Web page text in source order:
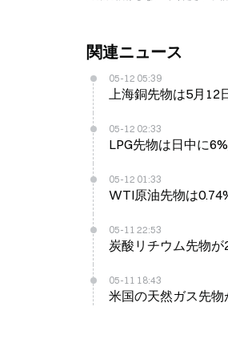
関連ニュース
05-12 05:39
上海銅先物は5月12
05-12 02:33
LPG先物は日中に
05-12 01:33
WTI原油先物は
05-11 22:53
炭酸リチウム先物
05-11 18:43
米国の天然ガス先